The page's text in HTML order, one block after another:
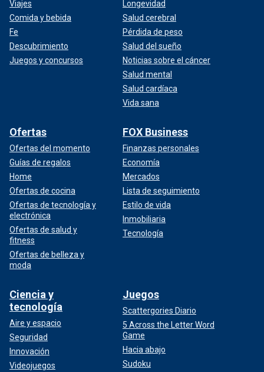
Viajes
Comida y bebida
Fe
Descubrimiento
Juegos y concursos
Longevidad
Salud cerebral
Pérdida de peso
Salud del sueño
Noticias sobre el cáncer
Salud mental
Salud cardíaca
Vida sana
Ofertas
Ofertas del momento
Guías de regalos
Home
Ofertas de cocina
Ofertas de tecnología y
electrónica
Ofertas de salud y
fitness
Ofertas de belleza y
moda
FOX Business
Finanzas personales
Economía
Mercados
Lista de seguimiento
Estilo de vida
Inmobiliaria
Tecnología
Ciencia y
tecnología
Aire y espacio
Seguridad
Innovación
Videojuegos
Juegos
Scattergories Diario
5 Across the Letter Word
Game
Hacia abajo
Sudoku